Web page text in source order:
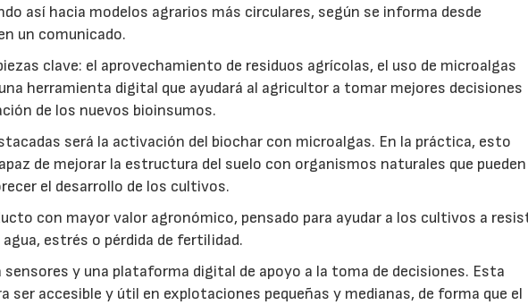
así hacia modelos agrarios más circulares, según se informa desde
un comunicado.
clave: el aprovechamiento de residuos agrícolas, el uso de microalgas
herramienta digital que ayudará al agricultor a tomar mejores decisiones
de los nuevos bioinsumos.
será la activación del biochar con microalgas. En la práctica, esto
de mejorar la estructura del suelo con organismos naturales que pueden
el desarrollo de los cultivos.
con mayor valor agronómico, pensado para ayudar a los cultivos a
estrés o pérdida de fertilidad.
y una plataforma digital de apoyo a la toma de decisiones. Esta
ser accesible y útil en explotaciones pequeñas y medianas, de forma que el